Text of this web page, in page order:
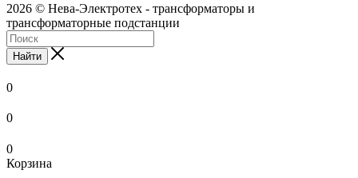
2026 © Нева-Электротех - трансформаторы и
трансформаторные подстанции
Найти
0
0
0
Корзина